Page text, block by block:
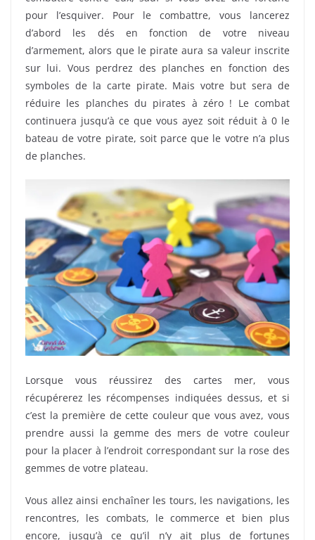
pour l’esquiver. Pour le combattre, vous lancerez
d’abord les dés en fonction de votre niveau
d’armement, alors que le pirate aura sa valeur inscrite
sur lui. Vous perdrez des planches en fonction des
symboles de la carte pirate. Mais votre but sera de
réduire les planches du pirates à zéro ! Le combat
continuera jusqu’à ce que vous ayez soit réduit à 0 le
bateau de votre pirate, soit parce que le votre n’a plus
de planches.
Lorsque vous réussirez des cartes mer, vous
récupérerez les récompenses indiquées dessus, et si
c’est la première de cette couleur que vous avez, vous
prendre aussi la gemme des mers de votre couleur
pour la placer à l’endroit correspondant sur la rose des
gemmes de votre plateau.
Vous allez ainsi enchaîner les tours, les navigations, les
rencontres, les combats, le commerce et bien plus
encore, jusqu’à ce qu’il n’y ait plus de fortunes